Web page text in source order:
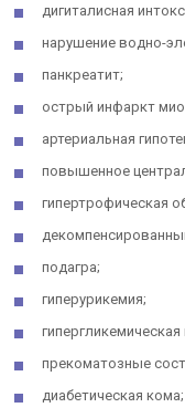
дигиталисная
нарушение водно-
панкреатит;
острый инфаркт
артериальная
повышенное
гипертрофическая
подагра;
гиперурикемия;
гипергликемическая
прекоматозные
диабетическая кома;